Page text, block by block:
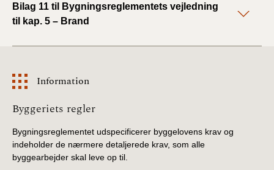
2020)
BR18 (10/3-30/6
2020)
BR18 (1/1-9/3 2020)
Bilag 11 til Bygningsreglementets vejledning
til kap. 5 – Brand
Information
Information
Byggeriets regler
Bygningsreglementet udspecificerer byggelovens krav og
indeholder de nærmere detaljerede krav, som alle
byggearbejder skal leve op til.